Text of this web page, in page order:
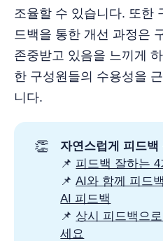
조율할 수 있습니다. 또한
드백을 통한 개선 과정은
존중받고 있음을 느끼게
한 구성원들의 수용성을
니다.
👏
자연스럽게 피드백
📌 피드백 잘하는 4
📌AI와 함께 피드
AI 피드백
📌 상시 피드백으
세요